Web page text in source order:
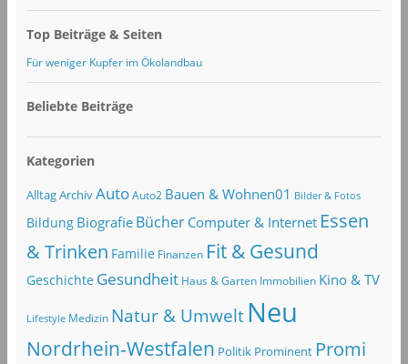
Top Beiträge & Seiten
Für weniger Kupfer im Ökolandbau
Beliebte Beiträge
Kategorien
AlltagArchivAuto Auto2 Bauen & Wohnen01 Bilder & Fotos
Bildung Biografie Bücher Computer & Internet Essen
& Trinken Familie Finanzen Fit & Gesund
Geschichte Gesundheit Haus & Garten Immobilien Kino & TV
Lifestyle Medizin Natur & Umwelt Neu
Nordrhein-Westfalen Politik Prominent Promi